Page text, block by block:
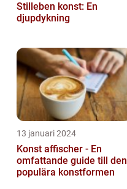
Stilleben konst: En
djupdykning
13 januari 2024
Konst affischer - En
omfattande guide till den
populära konstformen